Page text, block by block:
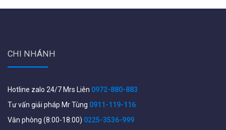
CHI NHÁNH
Hotline zalo 24/7 Mrs Liên 0972-880-883
Tư vấn giải pháp Mr Tùng 0911-119-116
Văn phòng (8:00-18:00) 0225-3536-999